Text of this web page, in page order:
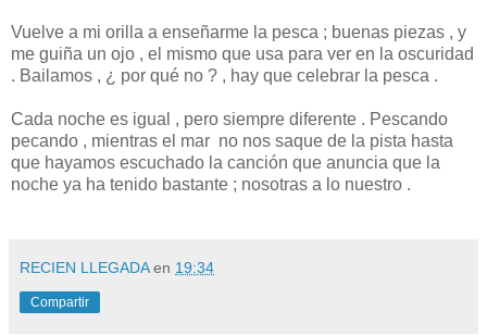
Vuelve a mi orilla a enseñarme la pesca ; buenas piezas , y
me guiña un ojo , el mismo que usa para ver en la oscuridad
. Bailamos , ¿ por qué no ? , hay que celebrar la pesca .
Cada noche es igual , pero siempre diferente . Pescando
pecando , mientras el mar no nos saque de la pista hasta
que hayamos escuchado la canción que anuncia que la
noche ya ha tenido bastante ; nosotras a lo nuestro .
RECIEN LLEGADA en 19:34
Compartir